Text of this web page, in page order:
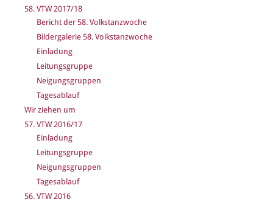
58. VTW 2017/18
Bericht der 58. Volkstanzwoche
Bildergalerie 58. Volkstanzwoche
Einladung
Leitungsgruppe
Neigungsgruppen
Tagesablauf
Wir ziehen um
57. VTW 2016/17
Einladung
Leitungsgruppe
Neigungsgruppen
Tagesablauf
56. VTW 2016